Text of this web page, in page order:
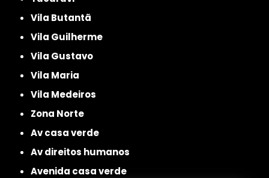
Vila Butantã
Vila Guilherme
Vila Gustavo
Vila Maria
Vila Medeiros
Zona Norte
av casa verde
av direitos humanos
avenida casa verde